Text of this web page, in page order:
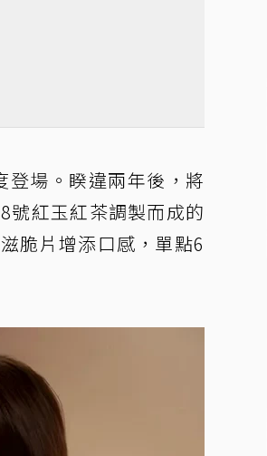
場。睽違兩年後，將
號紅玉紅茶調製而成的
脆片增添口感，單點6